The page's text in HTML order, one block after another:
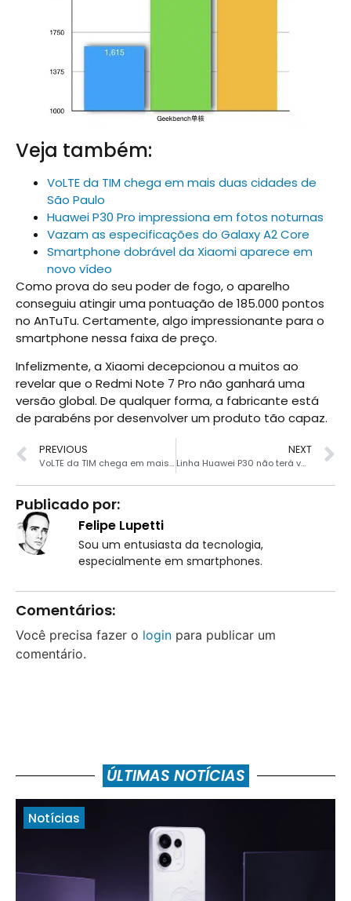
Veja também:
VoLTE da TIM chega em mais duas cidades de
São Paulo
Huawei P30 Pro impressiona em fotos noturnas
Vazam as especificações do Galaxy A2 Core
Smartphone dobrável da Xiaomi aparece em
novo vídeo
Como prova do seu poder de fogo, o aparelho
conseguiu atingir uma pontuação de 185.000 pontos
no AnTuTu. Certamente, algo impressionante para o
smartphone nessa faixa de preço.
Infelizmente, a Xiaomi decepcionou a muitos ao
revelar que o Redmi Note 7 Pro não ganhará uma
versão global. De qualquer forma, a fabricante está
de parabéns por desenvolver um produto tão capaz.
PREVIOUS
VoLTE da TIM chega em mais duas cidades de São Paulo
NEXT
Linha Huawei P30 não terá variante 5G
Publicado por:
Felipe Lupetti
Sou um entusiasta da tecnologia,
especialmente em smartphones.
Comentários:
Você precisa fazer o login para publicar um
comentário.
ÚLTIMAS NOTÍCIAS
Notícias